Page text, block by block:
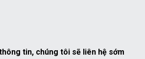
tin, chúng tôi sẽ liên hệ sớm